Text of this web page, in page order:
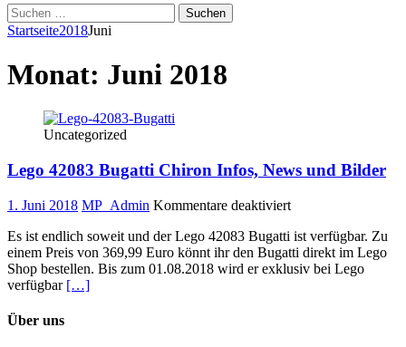
Suchen
nach:
Startseite2018Juni
Monat: Juni 2018
Uncategorized
Lego 42083 Bugatti Chiron Infos, News und Bilder
1. Juni 2018 MP_Admin Kommentare deaktiviertfür
42083
Bugatti
Chiron
Es ist endlich soweit und der Lego 42083 Bugatti ist verfügbar. Zu
einem Preis von 369,99 Euro könnt ihr den Bugatti direkt im Lego
Shop bestellen. Bis zum 01.08.2018 wird er exklusiv bei Lego
verfügbar […]
Über uns